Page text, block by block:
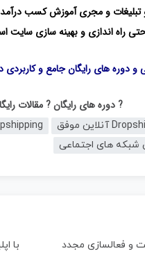
تبلیغات و مجری آموزش کسب
حتی راه اندازی و بهینه سازی
و دوره های رایگان جامع و کاربردی
? دوره های رایگان? مقالات
شبکه های اجتماعی
و فعالسازی مجدد
با